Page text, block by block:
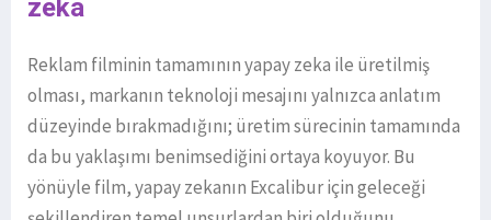
zeka
Reklam filminin tamamının yapay zeka ile üretilmiş
olması, markanın teknoloji mesajını yalnızca anlatım
düzeyinde bırakmadığını; üretim sürecinin tamamında
da bu yaklaşımı benimsediğini ortaya koyuyor. Bu
yönüyle film, yapay zekanın Excalibur için geleceği